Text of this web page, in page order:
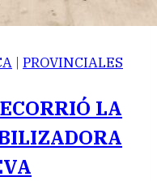
| PROVINCIALES
LA